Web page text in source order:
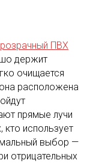
ПВХ
держит
очищается
расположена
прямые лучи
кто использует
выбор —
отрицательных